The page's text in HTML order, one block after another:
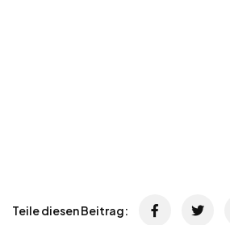
Teile diesen Beitrag: